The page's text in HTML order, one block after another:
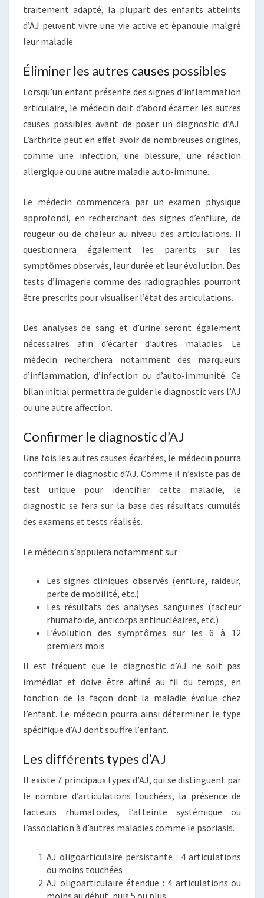
traitement adapté, la plupart des enfants atteints
d’AJ peuvent vivre une vie active et épanouie malgré
leur maladie.
Éliminer les autres causes possibles
Lorsqu’un enfant présente des signes d’inflammation
articulaire, le médecin doit d’abord écarter les autres
causes possibles avant de poser un diagnostic d’AJ.
L’arthrite peut en effet avoir de nombreuses origines,
comme une infection, une blessure, une réaction
allergique ou une autre maladie auto-immune.
Le médecin commencera par un examen physique
approfondi, en recherchant des signes d’enflure, de
rougeur ou de chaleur au niveau des articulations. Il
questionnera également les parents sur les
symptômes observés, leur durée et leur évolution. Des
tests d’imagerie comme des radiographies pourront
être prescrits pour visualiser l’état des articulations.
Des analyses de sang et d’urine seront également
nécessaires afin d’écarter d’autres maladies. Le
médecin recherchera notamment des marqueurs
d’inflammation, d’infection ou d’auto-immunité. Ce
bilan initial permettra de guider le diagnostic vers l’AJ
ou une autre affection.
Confirmer le diagnostic d’AJ
Une fois les autres causes écartées, le médecin pourra
confirmer le diagnostic d’AJ. Comme il n’existe pas de
test unique pour identifier cette maladie, le
diagnostic se fera sur la base des résultats cumulés
des examens et tests réalisés.
Le médecin s’appuiera notamment sur :
Les signes cliniques observés (enflure, raideur,
perte de mobilité, etc.)
Les résultats des analyses sanguines (facteur
rhumatoïde, anticorps antinucléaires, etc.)
L’évolution des symptômes sur les 6 à 12
premiers mois
Il est fréquent que le diagnostic d’AJ ne soit pas
immédiat et doive être affiné au fil du temps, en
fonction de la façon dont la maladie évolue chez
l’enfant. Le médecin pourra ainsi déterminer le type
spécifique d’AJ dont souffre l’enfant.
Les différents types d’AJ
Il existe 7 principaux types d’AJ, qui se distinguent par
le nombre d’articulations touchées, la présence de
facteurs rhumatoïdes, l’atteinte systémique ou
l’association à d’autres maladies comme le psoriasis.
AJ oligoarticulaire persistante : 4 articulations
ou moins touchées
AJ oligoarticulaire étendue : 4 articulations ou
moins au début, puis 5 ou plus